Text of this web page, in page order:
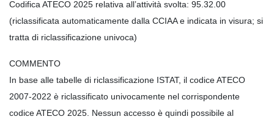
Codifica ATECO 2025 relativa all’attività svolta: 95.32.00
(riclassificata automaticamente dalla CCIAA e indicata in visura; si
tratta di riclassificazione univoca)
COMMENTO
In base alle tabelle di riclassificazione ISTAT, il codice ATECO
2007-2022 è riclassificato univocamente nel corrispondente
codice ATECO 2025. Nessun accesso è quindi possibile al